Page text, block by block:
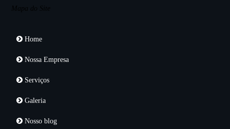
Mapa do Site
Home
Nossa Empresa
Serviços
Galeria
Nosso blog